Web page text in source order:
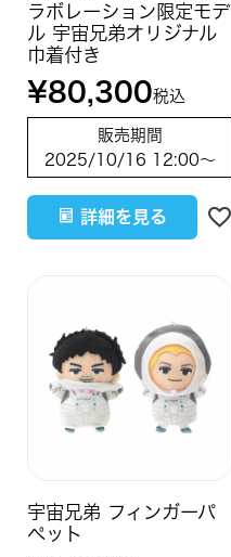
ラボレーション限定モデ
ル 宇宙兄弟オリジナル
巾着付き
¥80,300税込
販売期間
2025/10/16 12:00〜
詳細を見る
宇宙兄弟 フィンガーパ
ペット